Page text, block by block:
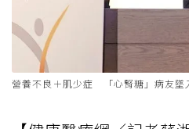
營養不良＋肌少症 「心腎糖」病友墜